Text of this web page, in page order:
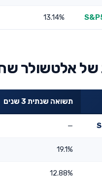
13.14%
של אלטשולר
תשואה שנתית 3 שנים
—
19.1%
12.88%